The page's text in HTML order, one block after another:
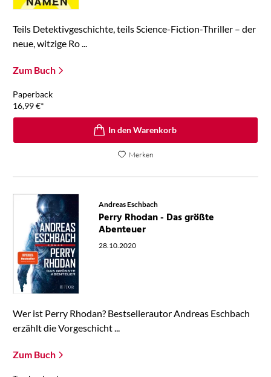
Teils Detektivgeschichte, teils Science-Fiction-Thriller – der
neue, witzige Ro ...
Zum Buch
Paperback
16,99€*
In den Warenkorb
Merken
Andreas Eschbach
Perry Rhodan - Das größte
Abenteuer
28.10.2020
Wer ist Perry Rhodan? Bestsellerautor Andreas Eschbach
erzählt die Vorgeschicht ...
Zum Buch